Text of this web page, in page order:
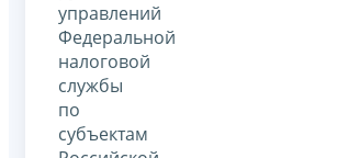
управлений
Федеральной
налоговой
службы
по
субъектам